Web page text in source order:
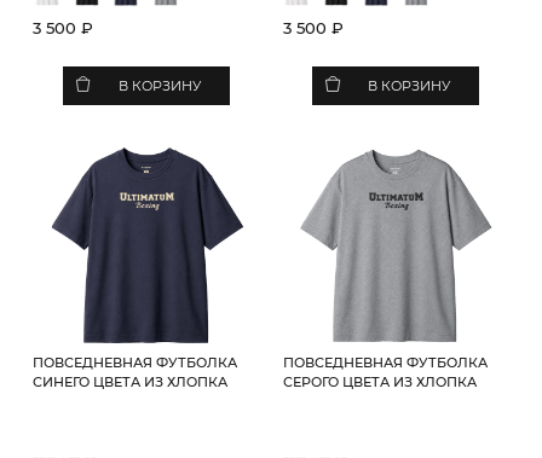
3 500 ₽
В КОРЗИНУ
3 500 ₽
В КОРЗИНУ
ПОВСЕДНЕВНАЯ ФУТБОЛКА
СИНЕГО ЦВЕТА ИЗ ХЛОПКА
ПОВСЕДНЕВНАЯ ФУТБОЛКА
СЕРОГО ЦВЕТА ИЗ ХЛОПКА